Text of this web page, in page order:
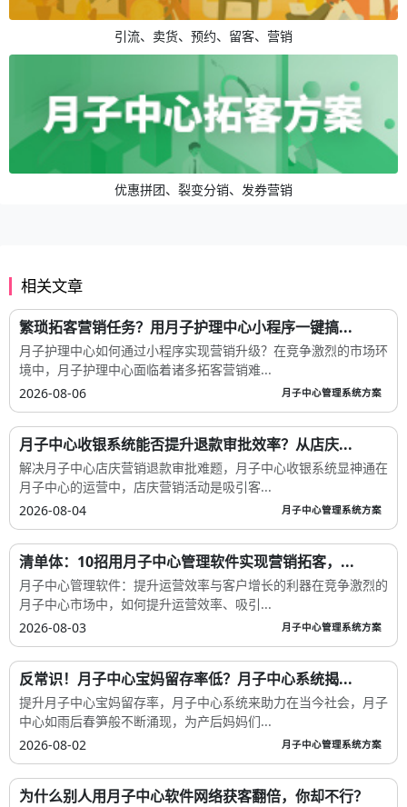
引流、卖货、预约、留客、营销
优惠拼团、裂变分销、发券营销
相关文章
繁琐拓客营销任务？用月子护理中心小程序一键搞...
月子护理中心如何通过小程序实现营销升级？在竞争激烈的市场环
境中，月子护理中心面临着诸多拓客营销难...
2026-08-06
月子中心管理系统方案
月子中心收银系统能否提升退款审批效率？从店庆...
解决月子中心店庆营销退款审批难题，月子中心收银系统显神通在
月子中心的运营中，店庆营销活动是吸引客...
2026-08-04
月子中心管理系统方案
清单体：10招用月子中心管理软件实现营销拓客，...
月子中心管理软件：提升运营效率与客户增长的利器在竞争激烈的
月子中心市场中，如何提升运营效率、吸引...
2026-08-03
月子中心管理系统方案
反常识！月子中心宝妈留存率低？月子中心系统揭...
提升月子中心宝妈留存率，月子中心系统来助力在当今社会，月子
中心如雨后春笋般不断涌现，为产后妈妈们...
2026-08-02
月子中心管理系统方案
为什么别人用月子中心软件网络获客翻倍，你却不行？